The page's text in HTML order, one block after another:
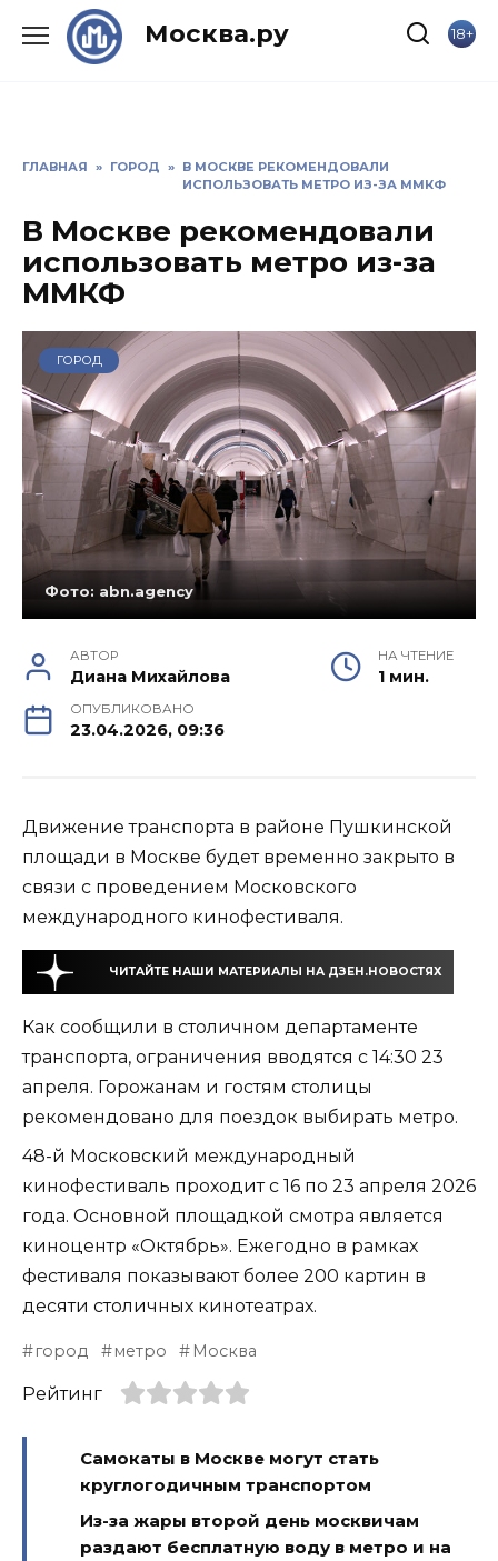
Москва.ру 18+
ГЛАВНАЯ » ГОРОД » В МОСКВЕ РЕКОМЕНДОВАЛИ
ИСПОЛЬЗОВАТЬ МЕТРО ИЗ-ЗА ММКФ
В Москве рекомендовали
использовать метро из-за
ММКФ
ГОРОД
Фото: abn.agency
АВТОР
Диана Михайлова
НА ЧТЕНИЕ
1 мин.
ОПУБЛИКОВАНО
23.04.2026, 09:36
Движение транспорта в районе Пушкинской
площади в Москве будет временно закрыто в
связи с проведением Московского
международного кинофестиваля.
ЧИТАЙТЕ НАШИ МАТЕРИАЛЫ НА ДЗЕН.НОВОСТЯХ
Как сообщили в столичном департаменте
транспорта, ограничения вводятся с 14:30 23
апреля. Горожанам и гостям столицы
рекомендовано для поездок выбирать метро.
48-й Московский международный
кинофестиваль проходит с 16 по 23 апреля 2026
года. Основной площадкой смотра является
киноцентр «Октябрь». Ежегодно в рамках
фестиваля показывают более 200 картин в
десяти столичных кинотеатрах.
город метро Москва
Рейтинг
Самокаты в Москве могут стать
круглогодичным транспортом
Из-за жары второй день москвичам
раздают бесплатную воду в метро и на